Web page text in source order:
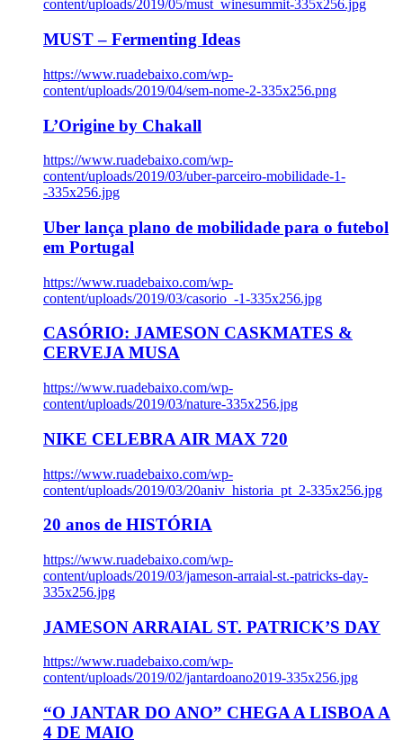
content/uploads/2019/05/must_winesummit-335x256.jpg
MUST – Fermenting Ideas
https://www.ruadebaixo.com/wp-
content/uploads/2019/04/sem-nome-2-335x256.png
L’Origine by Chakall
https://www.ruadebaixo.com/wp-
content/uploads/2019/03/uber-parceiro-mobilidade-1-
-335x256.jpg
Uber lança plano de mobilidade para o futebol
em Portugal
https://www.ruadebaixo.com/wp-
content/uploads/2019/03/casorio_-1-335x256.jpg
CASÓRIO: JAMESON CASKMATES &
CERVEJA MUSA
https://www.ruadebaixo.com/wp-
content/uploads/2019/03/nature-335x256.jpg
NIKE CELEBRA AIR MAX 720
https://www.ruadebaixo.com/wp-
content/uploads/2019/03/20aniv_historia_pt_2-335x256.jpg
20 anos de HISTÓRIA
https://www.ruadebaixo.com/wp-
content/uploads/2019/03/jameson-arraial-st.-patricks-day-
335x256.jpg
JAMESON ARRAIAL ST. PATRICK’S DAY
https://www.ruadebaixo.com/wp-
content/uploads/2019/02/jantardoano2019-335x256.jpg
“O JANTAR DO ANO” CHEGA A LISBOA A
4 DE MAIO